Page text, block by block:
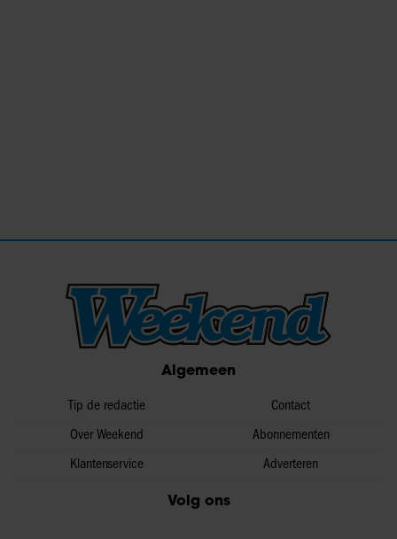
Algemeen
Tip de redactie
Over Weekend
Klantenservice
Contact
Abonnementen
Adverteren
Volg ons